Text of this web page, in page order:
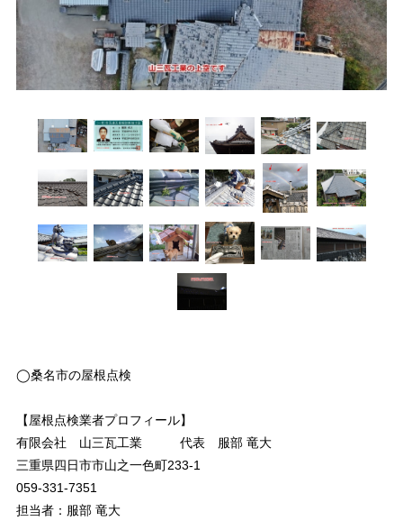
◯桑名市の屋根点検
【屋根点検業者プロフィール】
有限会社 山三瓦工業 代表 服部 竜大
三重県四日市市山之一色町233-1
059-331-7351
担当者：服部 竜大